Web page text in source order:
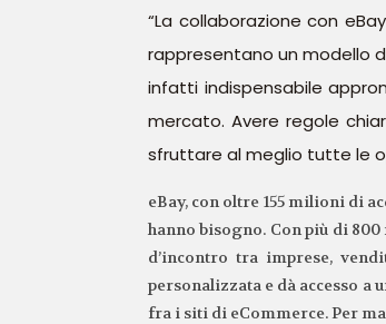
“La collaborazione con
rappresentano un modello
infatti indispensabile
mercato. Avere regole
sfruttare al meglio tutte le
eBay, con oltre 155 milioni di
hanno bisogno. Con più di
d’incontro tra imprese,
personalizzata e dà accesso
fra i siti di eCommerce. Per